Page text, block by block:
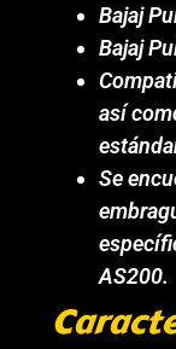
Bajaj
Bajaj
así
Se
AS200.